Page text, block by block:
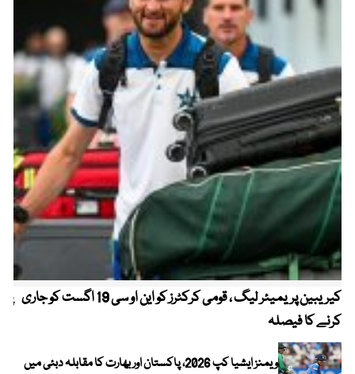
کیریبین پریمیئر لیگ ، قومی کرکٹرز کو این او سی 19 اگست کو جاری
کرنے کا فیصلہ
ویمنز ایشیا کپ 2026، پاکستان اور بھارت کا مقابلہ دبئی میں